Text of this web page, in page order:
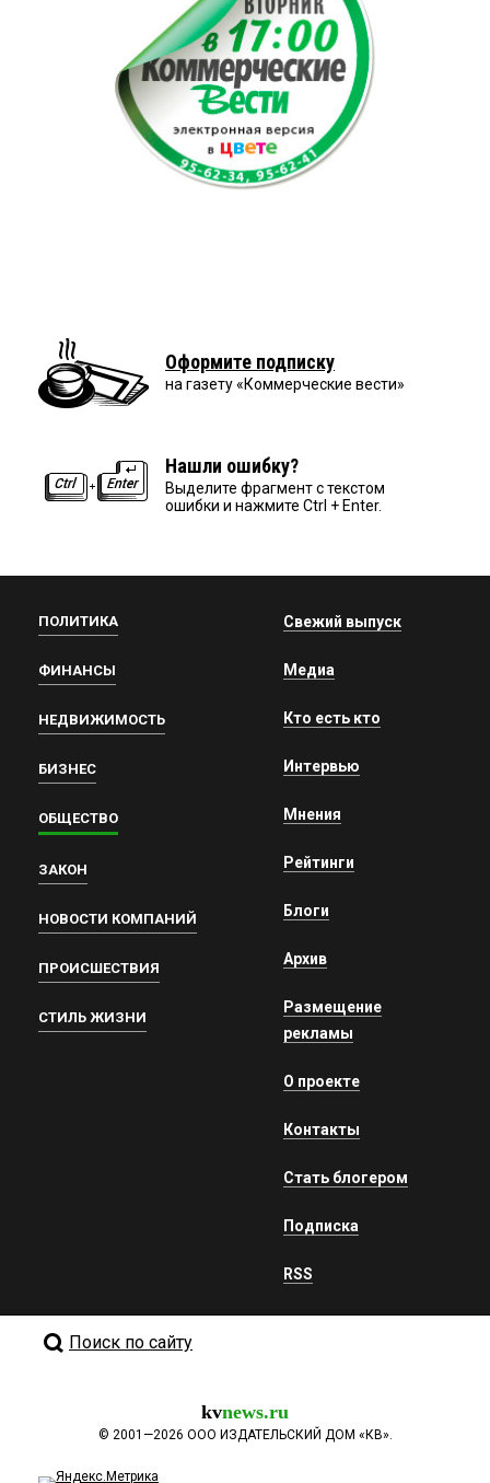
Оформите подписку
на газету «Коммерческие вести»
Нашли ошибку?
Выделите фрагмент с текстом
ошибки и нажмите Ctrl + Enter.
ПОЛИТИКА
ФИНАНСЫ
НЕДВИЖИМОСТЬ
БИЗНЕС
ОБЩЕСТВО
ЗАКОН
НОВОСТИ КОМПАНИЙ
ПРОИСШЕСТВИЯ
СТИЛЬ ЖИЗНИ
Свежий выпуск
Медиа
Кто есть кто
Интервью
Мнения
Рейтинги
Блоги
Архив
Размещение
рекламы
О проекте
Контакты
Стать блогером
Подписка
RSS
Поиск по сайту
kvnews.ru
© 2001—2026 ООО ИЗДАТЕЛЬСКИЙ ДОМ «КВ».